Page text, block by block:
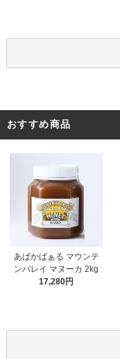
おすすめ商品
あぱかばぁる マウンテ
ンバレイ マヌーカ 2kg
17,280円